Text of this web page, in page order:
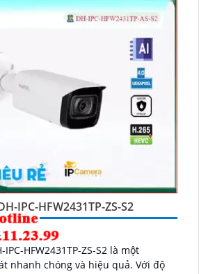
IPC-HFW2431TP-ZS-S2
HFW2431TP-ZS-S2 là một
chóng và hiệu quả. Với độ